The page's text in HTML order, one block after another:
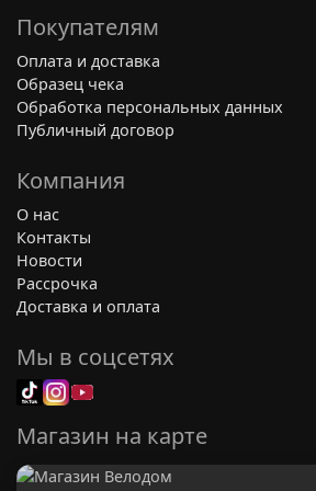
критерий):
Шоссейные («бараньи рога»):
хвата для эффективного
современная геометрия.
Горные (MTB) / Гравий:
Покупателям
Оплата и доставка
Образец чека
Обработка персональных данных
Публичный договор
Компания
О нас
Контакты
Новости
Рассрочка
Доставка и оплата
Мы в соцсетях
Магазин на карте